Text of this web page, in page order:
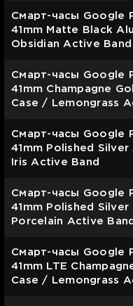
Смарт-часы Google
41mm Matte Black
Obsidian Active Band
Смарт-часы Google
41mm Champagne
Case / Lemongrass
Смарт-часы Google
41mm Polished
Iris Active Band
Смарт-часы Google
41mm Polished
Porcelain Active Band
Смарт-часы Google
41mm LTE
Case / Lemongrass